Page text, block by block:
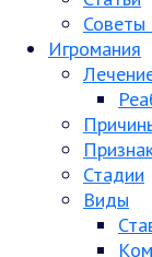
Советы
Игромания
Стадии
Виды